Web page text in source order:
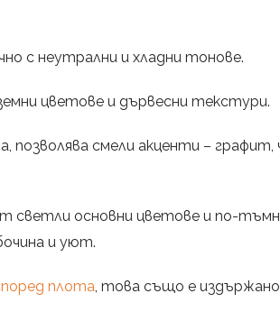
с неутрални и хладни тонове.
цветове и дървесни текстури.
позволява смели акценти – графит,
основни цветове и по-
и уют.
плота, това също е